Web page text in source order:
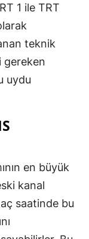
1 ile TRT
teknik
gereken
uydu
en büyük
kanal
saatinde bu